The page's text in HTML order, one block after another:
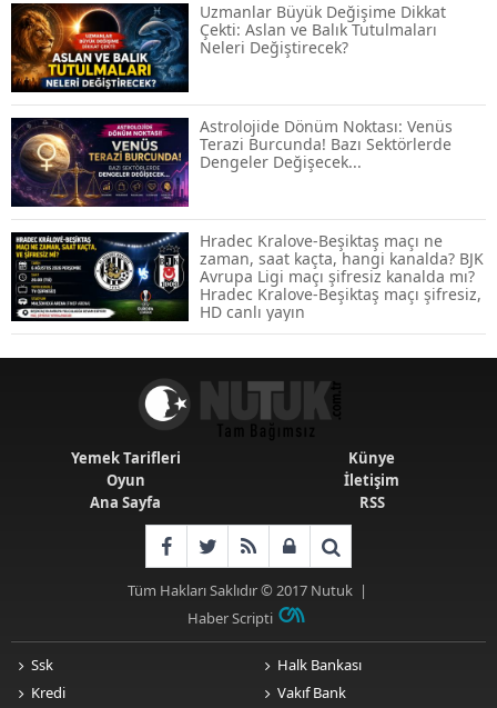
Temmuz 2026 Maaş Zammı Netleşiyor!
Memur, Emekli ve Sosyal Yardımlarda
Yeni Oranlar
KOSGEB’den KOBİ’lere Dev Finansman
Hamlesi: 36 Ay Vadeli 30 Milyon TL
Destek
Emekli Maaşlarında Temmuz Hesabı:
Zam Oranı ve Taban Aylık İçin Yeni
Senaryolar
Uzmanlar Büyük Değişime Dikkat
Çekti: Aslan ve Balık Tutulmaları
Neleri Değiştirecek?
Astrolojide Dönüm Noktası: Venüs
Terazi Burcunda! Bazı Sektörlerde
Dengeler Değişecek...
Hradec Kralove-Beşiktaş maçı ne
zaman, saat kaçta, hangi kanalda? BJK
Avrupa Ligi maçı şifresiz kanalda mı?
Hradec Kralove-Beşiktaş maçı şifresiz,
HD canlı yayın
Yemek Tarifleri
Oyun
Ana Sayfa
Künye
İletişim
RSS
Tüm Hakları Saklıdır © 2017 Nutuk|
Haber Scripti
Ssk
Kredi
Halk Bankası
Vakıf Bank